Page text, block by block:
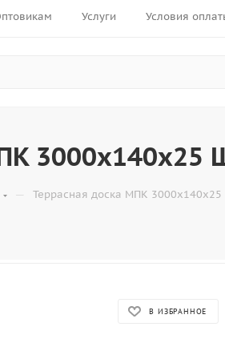
Услуги Условия
— Террасная доска МПК
В ИЗБРАННОЕ